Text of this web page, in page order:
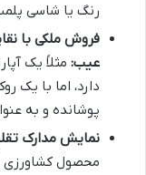
رنگ یا شاسی
فروش ملکی با
عیب: مثلاً یک
دارد، اما با یک
پوشانده و به
نمایش مدارک
محصول کشاورزی